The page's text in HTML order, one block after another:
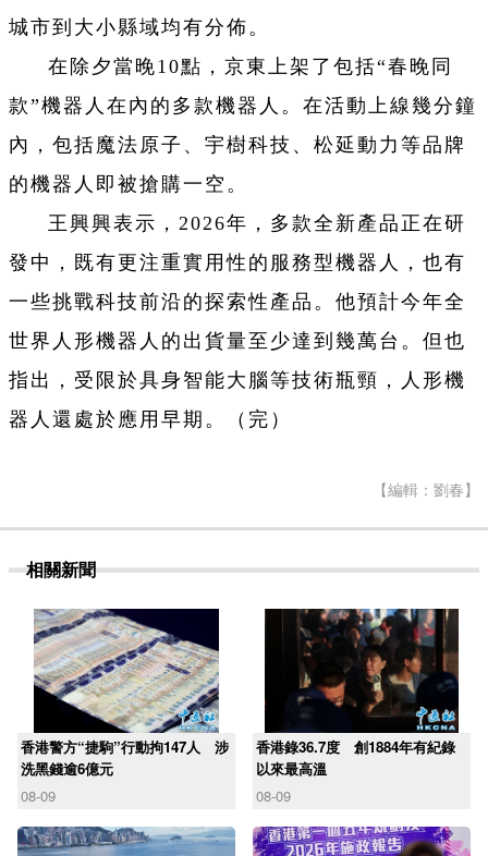
城市到大小縣域均有分佈。
在除夕當晚10點，京東上架了包括“春晚同
款”機器人在內的多款機器人。在活動上線幾分鐘
內，包括魔法原子、宇樹科技、松延動力等品牌
的機器人即被搶購一空。
王興興表示，2026年，多款全新產品正在研
發中，既有更注重實用性的服務型機器人，也有
一些挑戰科技前沿的探索性產品。他預計今年全
世界人形機器人的出貨量至少達到幾萬台。但也
指出，受限於具身智能大腦等技術瓶頸，人形機
器人還處於應用早期。（完）
【編輯：劉春】
相關新聞
香港警方“捷駒”行動拘147人 涉
洗黑錢逾6億元
08-09
香港錄36.7度 創1884年有紀錄
以來最高溫
08-09